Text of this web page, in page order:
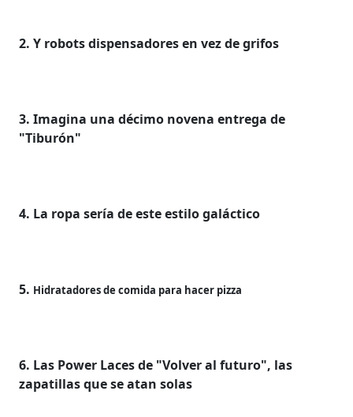
2. Y robots dispensadores en vez de grifos
3. Imagina una décimo novena entrega de
"Tiburón"
4. La ropa sería de este estilo galáctico
5. Hidratadores de comida para hacer pizza
6. Las Power Laces de "Volver al futuro", las
zapatillas que se atan solas